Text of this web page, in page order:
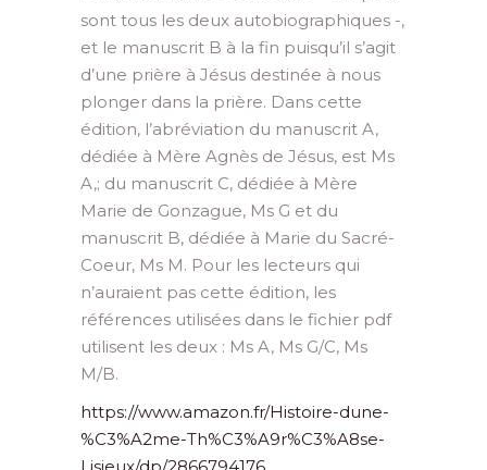
sont tous les deux autobiographiques -,
et le manuscrit B à la fin puisqu’il s’agit
d’une prière à Jésus destinée à nous
plonger dans la prière. Dans cette
édition, l’abréviation du manuscrit A,
dédiée à Mère Agnès de Jésus, est Ms
A,; du manuscrit C, dédiée à Mère
Marie de Gonzague, Ms G et du
manuscrit B, dédiée à Marie du Sacré-
Coeur, Ms M. Pour les lecteurs qui
n’auraient pas cette édition, les
références utilisées dans le fichier pdf
utilisent les deux : Ms A, Ms G/C, Ms
M/B.
https://www.amazon.fr/Histoire-dune-
%C3%A2me-Th%C3%A9r%C3%A8se-